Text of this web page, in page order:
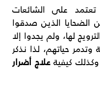
تعتمد على الشائعات
الذين صدقوا
لها، ولم يجدوا إلا
حياتهم، لذا نذكر
وكذلك كيفيةعلاج أضرار